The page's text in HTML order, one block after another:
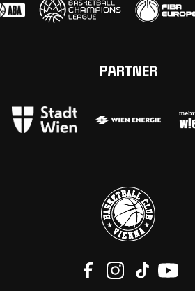
PARTNER